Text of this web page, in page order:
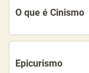
O que é Cinismo
Epicurismo